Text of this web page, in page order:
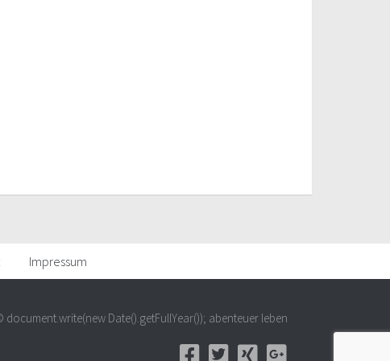
Impressum
document.write(new Date().getFullYear()); abenteuer leben